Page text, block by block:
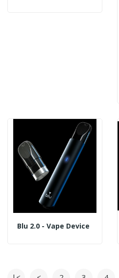
Blu 2.0 - Vape Device